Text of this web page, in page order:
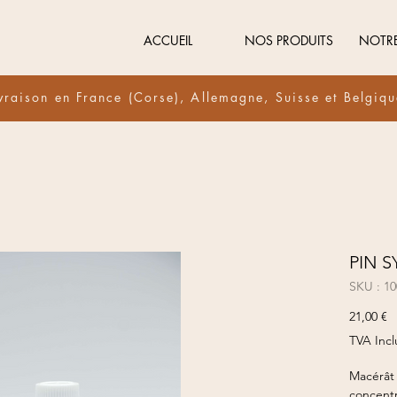
ACCUEIL NOS PRODUITS
en France (Corse), Allemagne, Suisse et
PIN
SKU :
21,00 €
TVA